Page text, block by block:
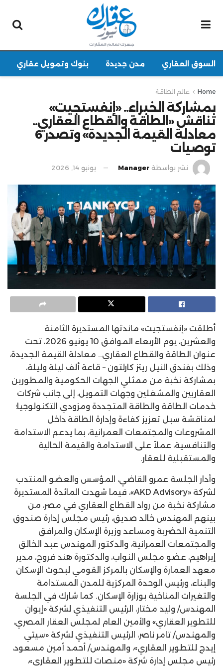
السوق العقاري مدن جديدة بنوك وتمويل عقاري
Home عالم الطاقة
بمشاركة الخبراء.. «إنفستجيت»
تناقش «الطاقة والقطاع العقاري..
معادلة القيمة الجديدة» وتصدر 6
توصيات
نشر بواسطة Manager يونيو 14, 2026
أطلقت «إنفستجيت» مائدتها المستديرة الثامنة
والعشرين، يوم الأربعاء الموافق 10 يونيو 2026، تحت
عنوان الطاقة والقطاع العقاري.. معادلة القيمة الجديدة،
وذلك بفندق النيل ريتز كارلتون – قاعة ألف ليلة وليلة،
بمشاركة نخبة من ممثلي الجهات الحكومية والمطورين
العقاريين والمشغلين وجهات التمويل، إلى جانب شركات
خدمات الطاقة والطاقة المتجددة ومزودي التكنولوجيا؛
لمناقشة سبل تعزيز كفاءة وإدارة الطاقة داخل
المشروعات والمجتمعات العمرانية، بما يدعم الاستدامة
والتنافسية، عملاً على الاستدامة والقيمة الحالية
والمستقبلية للعقار.
وأدار الجلسة عمرو القاضي، المؤسس والعضو المنتدب
لشركة «AKD Advisory»، فيما شهدت المائدة المستديرة
مشاركة نخبة من رواد القطاع العقاري في مصر، من
بينهم المهندس خالد صديق، رئيس مجلس إدارة صندوق
التنمية الحضرية ومساعد وزيرة الإسكان والمرافق
والمجتمعات العمرانية، والدكتور المهندس عبد الخالق
إبراهيم، عضو مجلس النواب، والدكتورة هند فروح، مدير
معهد العمارة والإسكان بالمركز القومي لبحوث الإسكان
والبناء، ورئيس الوحدة المركزية للمدن المستدامة
والتغيرات المناخية بوزارة الإسكان. كما شارك في الجلسة
المهندس/ وليد مختار، الرئيس التنفيذي لشركة «إيوان
للتطوير العقاري» والأمين العام لمجلس العقار المصري،
والمهندس/ تامر ناصر، الرئيس التنفيذي لشركة «سيتي
إيدج للتطوير العقاري»، والمهندس/ أحمد أمين مسعود،
رئيس مجلس إدارة شركة «منصات للتطوير العقاري»،